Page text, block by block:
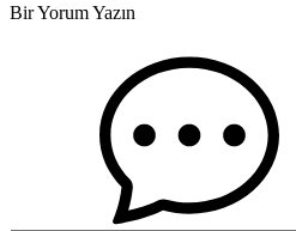
Bir Yorum Yazın